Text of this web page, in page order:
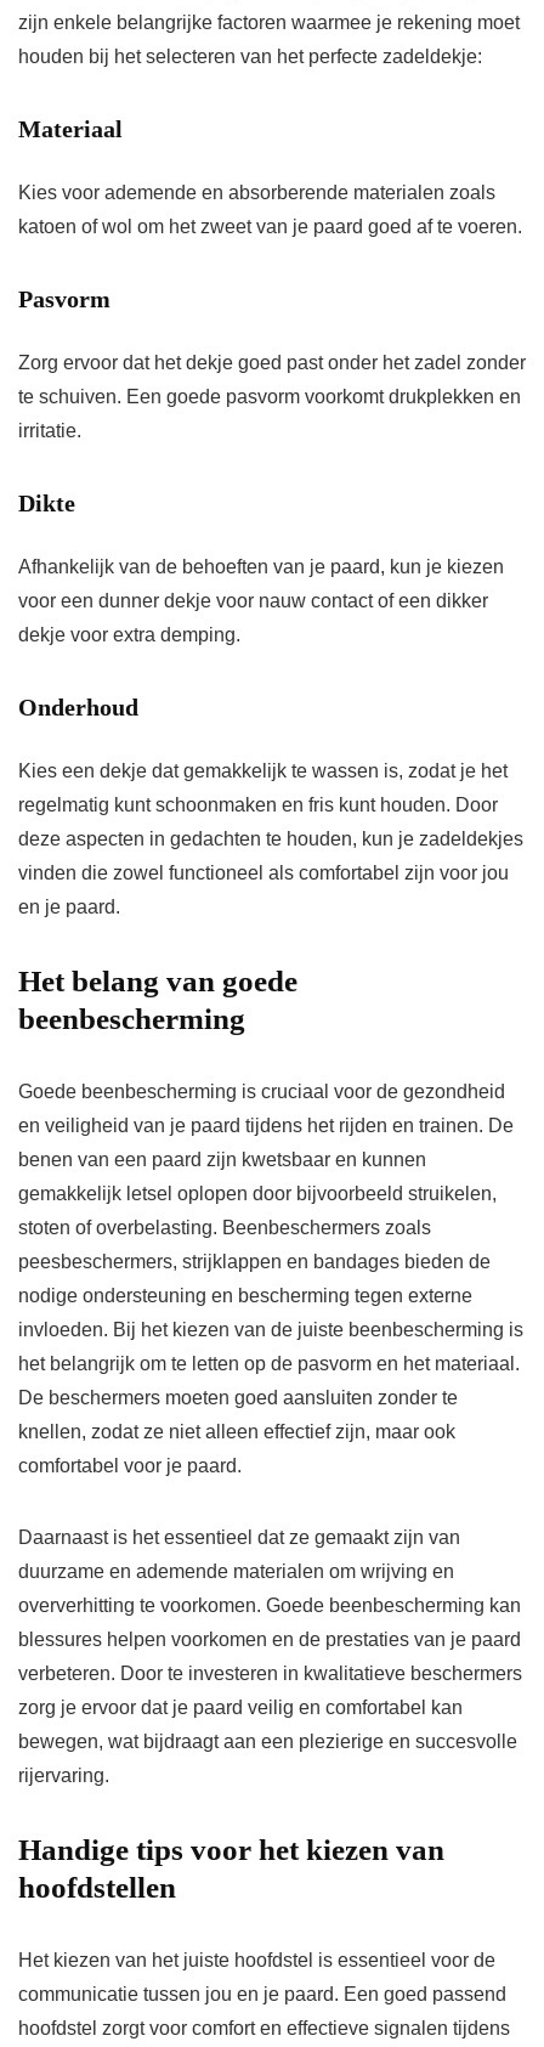
zijn enkele belangrijke factoren waarmee je rekening moet
houden bij het selecteren van het perfecte zadeldekje:
Materiaal
Kies voor ademende en absorberende materialen zoals
katoen of wol om het zweet van je paard goed af te voeren.
Pasvorm
Zorg ervoor dat het dekje goed past onder het zadel zonder
te schuiven. Een goede pasvorm voorkomt drukplekken en
irritatie.
Dikte
Afhankelijk van de behoeften van je paard, kun je kiezen
voor een dunner dekje voor nauw contact of een dikker
dekje voor extra demping.
Onderhoud
Kies een dekje dat gemakkelijk te wassen is, zodat je het
regelmatig kunt schoonmaken en fris kunt houden. Door
deze aspecten in gedachten te houden, kun je zadeldekjes
vinden die zowel functioneel als comfortabel zijn voor jou
en je paard.
Het belang van goede
beenbescherming
Goede beenbescherming is cruciaal voor de gezondheid
en veiligheid van je paard tijdens het rijden en trainen. De
benen van een paard zijn kwetsbaar en kunnen
gemakkelijk letsel oplopen door bijvoorbeeld struikelen,
stoten of overbelasting. Beenbeschermers zoals
peesbeschermers, strijklappen en bandages bieden de
nodige ondersteuning en bescherming tegen externe
invloeden. Bij het kiezen van de juiste beenbescherming is
het belangrijk om te letten op de pasvorm en het materiaal.
De beschermers moeten goed aansluiten zonder te
knellen, zodat ze niet alleen effectief zijn, maar ook
comfortabel voor je paard.
Daarnaast is het essentieel dat ze gemaakt zijn van
duurzame en ademende materialen om wrijving en
oververhitting te voorkomen. Goede beenbescherming kan
blessures helpen voorkomen en de prestaties van je paard
verbeteren. Door te investeren in kwalitatieve beschermers
zorg je ervoor dat je paard veilig en comfortabel kan
bewegen, wat bijdraagt aan een plezierige en succesvolle
rijervaring.
Handige tips voor het kiezen van
hoofdstellen
Het kiezen van het juiste hoofdstel is essentieel voor de
communicatie tussen jou en je paard. Een goed passend
hoofdstel zorgt voor comfort en effectieve signalen tijdens